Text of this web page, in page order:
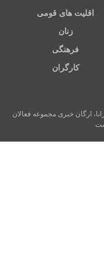
اقلیت های قومی
زنان
فرهنگی
کارگران
ارگان خبری مجموعه فعالان